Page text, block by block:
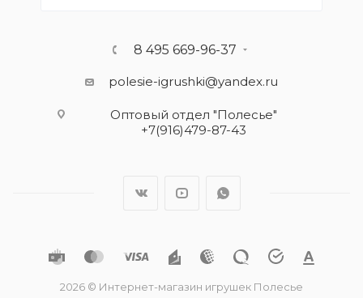
8 495 669-96-37
polesie-igrushki@yandex.ru
Оптовый отдел "Полесье"
+7(916)479-87-43
2026 © Интернет-магазин игрушек Полесье